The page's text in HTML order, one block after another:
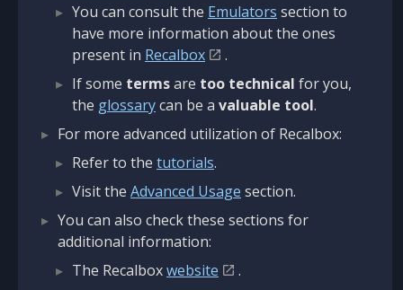
You can consult the Emulators section to
have more information about the ones
present in Recalbox
.
If some termsare too technical for you,
the glossarycan be a valuable tool.
For more advanced utilization of Recalbox:
Refer to the tutorials.
Visit the Advanced Usage section.
You can also check these sections for
additional information:
The Recalboxwebsite
.